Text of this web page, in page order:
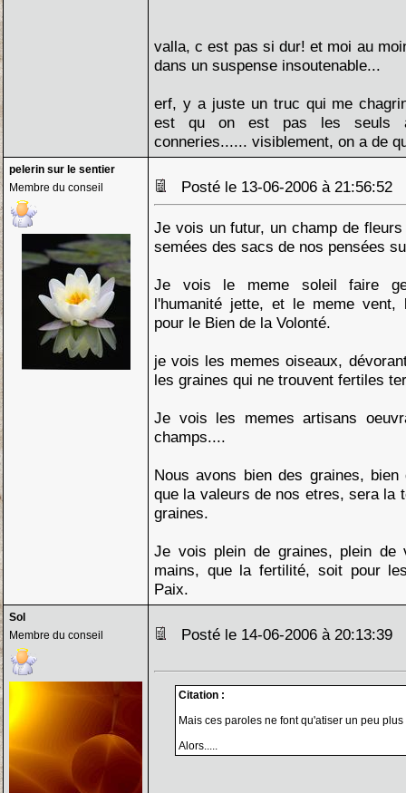
valla, c est pas si dur! et moi au
dans un suspense insoutenable...
erf, y a juste un truc qui me
est qu on est pas les seuls
conneries...... visiblement, on a de
pelerin sur le sentier
Membre du conseil
Posté le 13-06-2006 à 21:56:52
Je vois un futur, un champ de
semées des sacs de nos pensées
Je vois le meme soleil faire
l'humanité jette, et le meme vent,
pour le Bien de la Volonté.
je vois les memes oiseaux,
les graines qui ne trouvent fertiles
Je vois les memes artisans
champs....
Nous avons bien des graines,
que la valeurs de nos etres, sera la
graines.
Je vois plein de graines, plein de
mains, que la fertilité, soit pour
Paix.
Sol
Membre du conseil
Posté le 14-06-2006 à 20:13:39
Citation :
Mais ces paroles ne font qu'atiser un peu
Alors.....